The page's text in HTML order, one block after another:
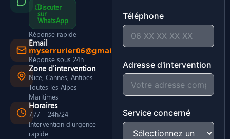
Discuter
sur
WhatsApp
Réponse rapide
Email
myserrurier06@gmail.com
Réponse sous 24h
Zone d'intervention
Nice, Cannes, Antibes
Toutes les Alpes-
Maritimes
Horaires
7j/7 – 24h/24
Intervention d’urgence
rapide
Téléphone
Adresse d'intervention
Service concerné